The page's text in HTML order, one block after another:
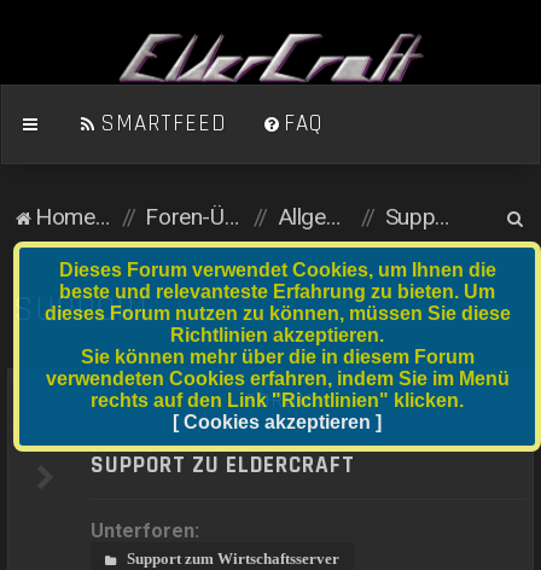
SMARTFEED FAQ
Homepage Foren-Übersicht Allgemein (öffentlicher Bereich) Support
u
SUPPORT
FORUM
SUPPORT ZU ELDERCRAFT
Unterforen:
Support zum Wirtschaftsserver
Dieses Forum verwendet Cookies, um Ihnen die
beste und relevanteste Erfahrung zu bieten. Um
dieses Forum nutzen zu können, müssen Sie diese
Richtlinien akzeptieren.
Sie können mehr über die in diesem Forum
verwendeten Cookies erfahren, indem Sie im Menü
rechts auf den Link "Richtlinien" klicken.
[ Cookies akzeptieren ]